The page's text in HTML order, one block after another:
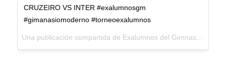
CRUZEIRO VS INTER #exalumnosgm
#gimanasiomoderno #torneoexalumnos
Una publicación compartida de Exalumnos del Gimnasio Moderno